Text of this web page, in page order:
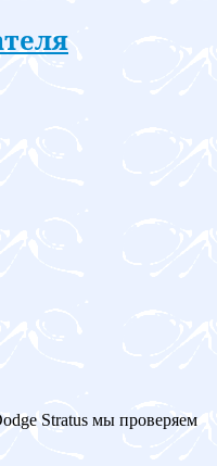
Stratus мы проверяем